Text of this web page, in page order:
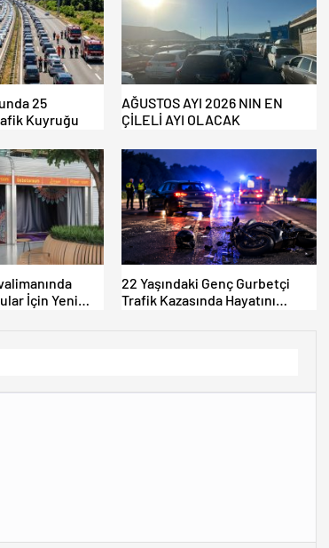
25
Kuyruğu
AĞUSTOS AYI 2026 NIN EN
ÇİLELİ AYI OLACAK
İçin Yeni
22 Yaşındaki Genç Gurbetçi
Trafik Kazasında Hayatını